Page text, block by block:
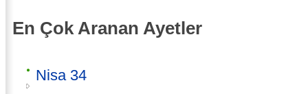
En Çok Aranan Ayetler
Nisa 34